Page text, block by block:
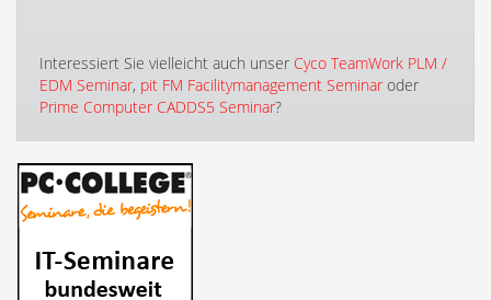
Interessiert Sie vielleicht auch unser Cyco TeamWork PLM /
EDM Seminar, pit FM Facilitymanagement Seminar oder
Prime Computer CADDS5 Seminar?